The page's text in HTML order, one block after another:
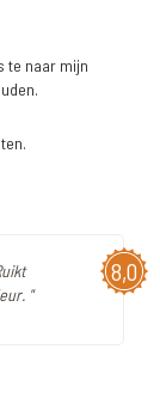
te naar mijn
8,0
"